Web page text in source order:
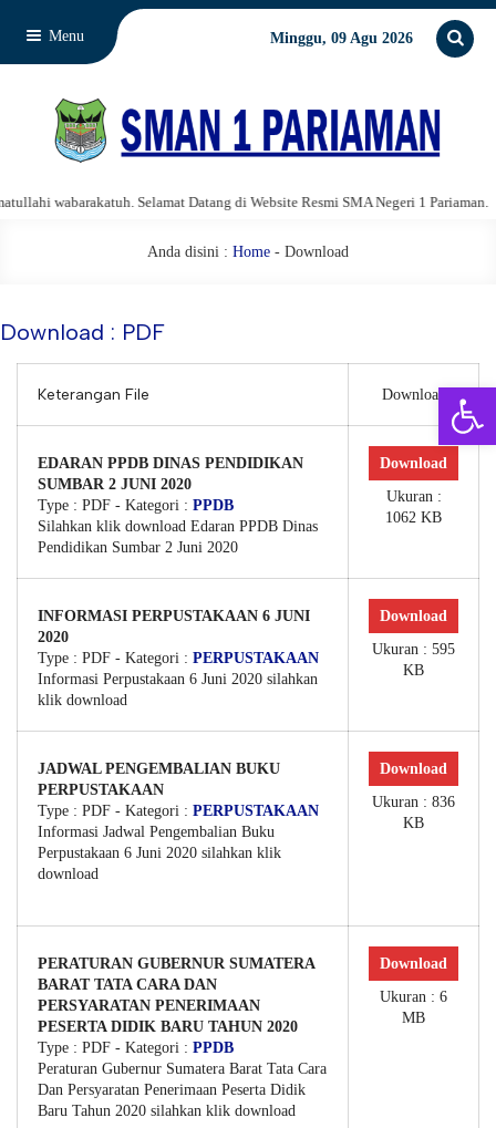
Menu Minggu, 09 Agu 2026
wabarakatuh. Selamat Datang di Website Resmi SMA Negeri 1 Pariaman.
Anda disini : Home - Download
Download : PDF
Keterangan File Download
EDARAN PPDB DINAS PENDIDIKAN
SUMBAR 2 JUNI 2020
Type : PDF - Kategori : PPDB
Silahkan klik download Edaran PPDB Dinas
Pendidikan Sumbar 2 Juni 2020
Download
Ukuran :
1062 KB
INFORMASI PERPUSTAKAAN 6 JUNI
2020
Type : PDF - Kategori : PERPUSTAKAAN
Informasi Perpustakaan 6 Juni 2020 silahkan
klik download
Download
Ukuran : 595
KB
JADWAL PENGEMBALIAN BUKU
PERPUSTAKAAN
Type : PDF - Kategori : PERPUSTAKAAN
Informasi Jadwal Pengembalian Buku
Perpustakaan 6 Juni 2020 silahkan klik
download
Download
Ukuran : 836
KB
PERATURAN GUBERNUR SUMATERA
BARAT TATA CARA DAN
PERSYARATAN PENERIMAAN
PESERTA DIDIK BARU TAHUN 2020
Type : PDF - Kategori : PPDB
Peraturan Gubernur Sumatera Barat Tata Cara
Dan Persyaratan Penerimaan Peserta Didik
Baru Tahun 2020 silahkan klik download
Download
Ukuran : 6
MB